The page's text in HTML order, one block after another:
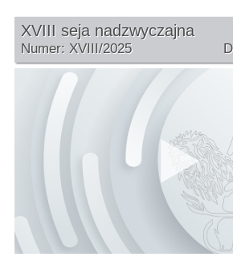
XVIII seja nadzwyczajna
Numer: XVIII/2025